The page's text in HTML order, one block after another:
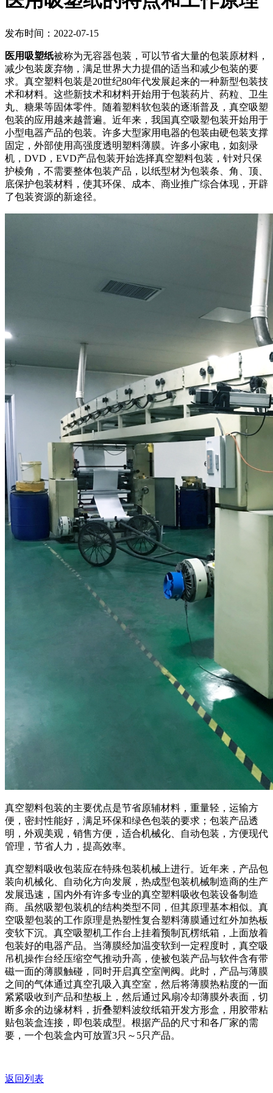
发布时间：2022-07-15
医用吸塑纸被称为无容器包装，可以节省大量的包装原材料，
减少包装废弃物，满足世界大力提倡的适当和减少包装的要
求。真空塑料包装是20世纪80年代发展起来的一种新型包装技
术和材料。这些新技术和材料开始用于包装药片、药粒、卫生
丸、糖果等固体零件。随着塑料软包装的逐渐普及，真空吸塑
包装的应用越来越普遍。近年来，我国真空吸塑包装开始用于
小型电器产品的包装。许多大型家用电器的包装由硬包装支撑
固定，外部使用高强度透明塑料薄膜。许多小家电，如刻录
机，DVD，EVD产品包装开始选择真空塑料包装，针对只保
护棱角，不需要整体包装产品，以纸型材为包装条、角、顶、
底保护包装材料，使其环保、成本、商业推广综合体现，开辟
了包装资源的新途径。
真空塑料包装的主要优点是节省原辅材料，重量轻，运输方
便，密封性能好，满足环保和绿色包装的要求；包装产品透
明，外观美观，销售方便，适合机械化、自动包装，方便现代
管理，节省人力，提高效率。
真空塑料吸收包装应在特殊包装机械上进行。近年来，产品包
装向机械化、自动化方向发展，热成型包装机械制造商的生产
发展迅速，国内外有许多专业的真空塑料吸收包装设备制造
商。虽然吸塑包装机的结构类型不同，但其原理基本相似。真
空吸塑包装的工作原理是热塑性复合塑料薄膜通过红外加热板
变软下沉。真空吸塑机工作台上挂着预制瓦楞纸箱，上面放着
包装好的电器产品。当薄膜经加温变软到一定程度时，真空吸
吊机操作台经压缩空气推动升高，使被包装产品与软件含有带
磁一面的薄膜触碰，同时开启真空室闸阀。此时，产品与薄膜
之间的气体通过真空孔吸入真空室，然后将薄膜热粘度的一面
紧紧吸收到产品和垫板上，然后通过风扇冷却薄膜外表面，切
断多余的边缘材料，折叠塑料波纹纸箱开发方形盒，用胶带粘
贴包装盒连接，即包装成型。根据产品的尺寸和各厂家的需
要，一个包装盒内可放置3只～5只产品。
返回列表